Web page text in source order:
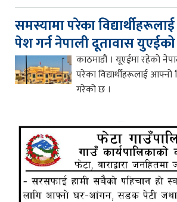
समस्यामा परेका
पेश गर्न नेपाली दूतावास
काठमाडौं । यूएईमा रहेको
परेका विद्यार्थीहरूलाई
गरेको छ ।